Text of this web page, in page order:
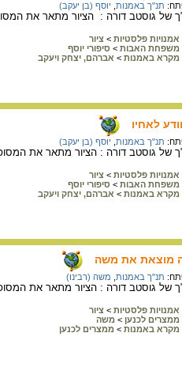
תנ"ך באמנות יוסף (בן יעקב)
דורה : הציור מתאר את המסופר בבראשית ל"ז 28: יוסף נמכר על ידי אחיו
אמנויות פלסטיות > ציור
משפחת האבות > סיפורי יוסף
מקרא באמנות > אברהם, יצחק ויעקב
לאחיו
תנ"ך באמנות יוסף (בן יעקב)
גוסטב דורה : הציור מתאר את המסופר בבראשית מ"ה 1-4: יוסף
אמנויות פלסטיות > ציור
משפחת האבות > סיפורי יוסף
מקרא באמנות > אברהם, יצחק ויעקב
מוצאת את משה
תנ"ך באמנות משה (רבינו)
של גוסטב דורה : הציור מתאר את
אמנויות פלסטיות > ציור
ממצרים לכנען > משה
מקרא באמנות > ממצרים לכנען